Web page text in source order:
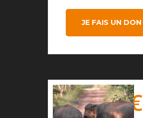
JE FAIS UN DON
250€